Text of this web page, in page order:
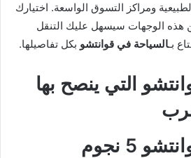
ومراكز التسوق الواسعة. اختيارك
هذه الوجهات سيسهل عليك التنقل
بـالسياحة في قوانتشو بكل تفاصيلها.
التي ينصح بها